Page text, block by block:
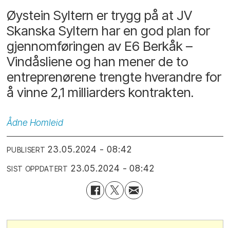
Øystein Syltern er trygg på at JV
Skanska Syltern har en god plan for
gjennomføringen av E6 Berkåk –
Vindåsliene og han mener de to
entreprenørene trengte hverandre for
å vinne 2,1 milliarders kontrakten.
Ådne Homleid
PUBLISERT 23.05.2024 - 08:42
SIST OPPDATERT 23.05.2024 - 08:42